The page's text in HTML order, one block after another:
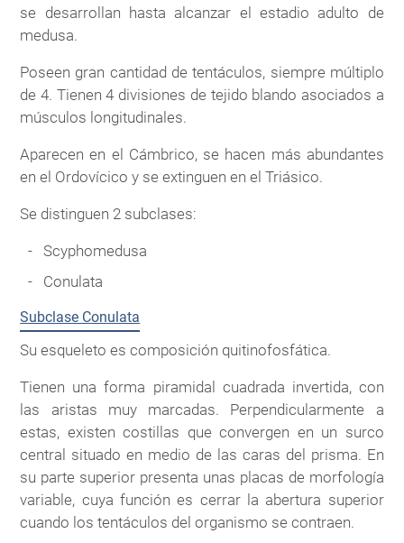
se desarrollan hasta alcanzar el estadio adulto de
medusa.
Poseen gran cantidad de tentáculos, siempre múltiplo
de 4. Tienen 4 divisiones de tejido blando asociados a
músculos longitudinales.
Aparecen en el Cámbrico, se hacen más abundantes
en el Ordovícico y se extinguen en el Triásico.
Se distinguen 2 subclases:
Scyphomedusa
Conulata
Subclase Conulata
Su esqueleto es composición quitinofosfática.
Tienen una forma piramidal cuadrada invertida, con
las aristas muy marcadas. Perpendicularmente a
estas, existen costillas que convergen en un surco
central situado en medio de las caras del prisma. En
su parte superior presenta unas placas de morfología
variable, cuya función es cerrar la abertura superior
cuando los tentáculos del organismo se contraen.